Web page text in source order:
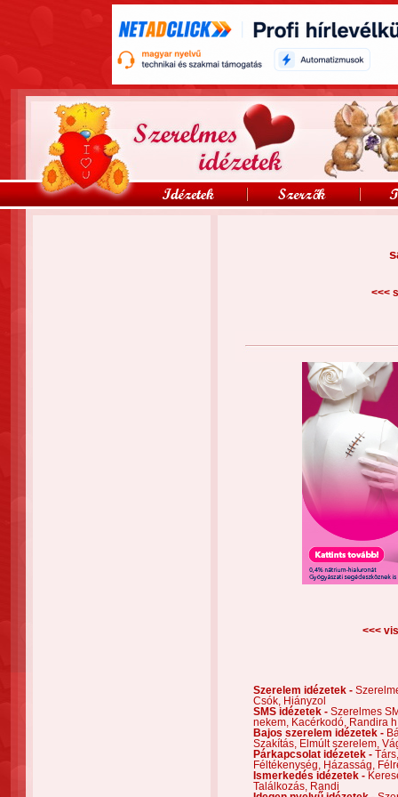
<<<
<<<
Szerelem idézetek -
Csók,
Hiányzol
SMS idézetek - Szerelmes
nekem,
Kacérkodó,
Randira
Bajos szerelem idézetek -
Szakítás,
Elmúlt szerelem,
Párkapcsolat idézetek -
Féltékenység,
Házasság,
Ismerkedés idézetek -
Találkozás,
Randi